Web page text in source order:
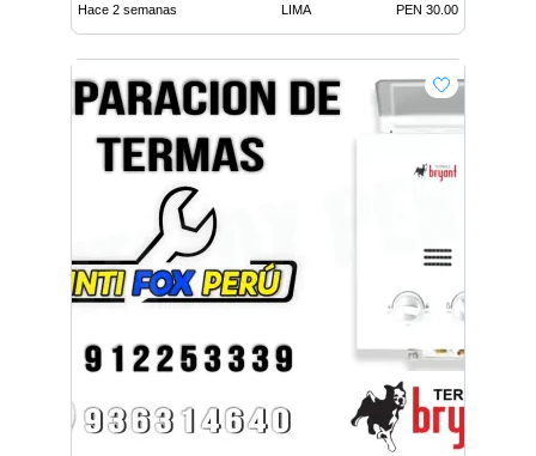
Hace 2 semanas LIMA PEN 30.00